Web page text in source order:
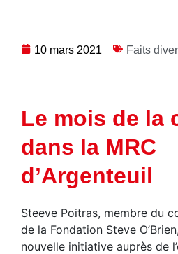
10 mars 2021 Faits
Le mois de la
dans la MRC
d’Argenteuil
Steeve Poitras, membre du
de la Fondation Steve
nouvelle initiative auprès de